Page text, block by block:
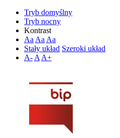
Tryb domyślny
Tryb nocny
Kontrast
Aa Aa Aa
Stały układ Szeroki układ
A- A A+